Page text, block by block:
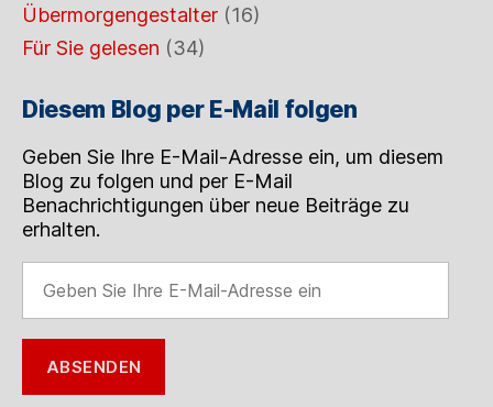
Übermorgengestalter (16)
Für Sie gelesen (34)
Diesem Blog per E-Mail folgen
Geben Sie Ihre E-Mail-Adresse ein, um diesem
Blog zu folgen und per E-Mail
Benachrichtigungen über neue Beiträge zu
erhalten.
Sie
Ihre
E-
Mail-
Adresse
ABSENDEN